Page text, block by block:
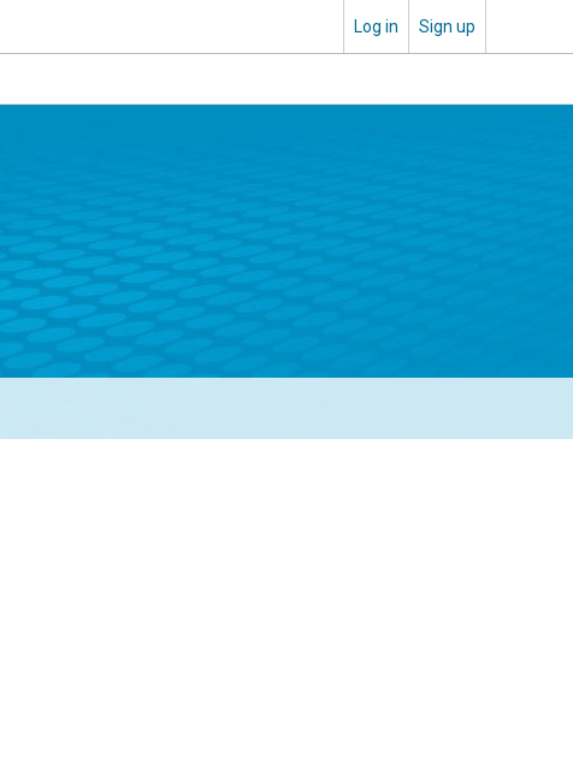
Log in Sign up